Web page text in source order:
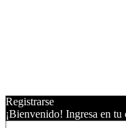
Registrarse
¡Bienvenido! Ingresa en tu